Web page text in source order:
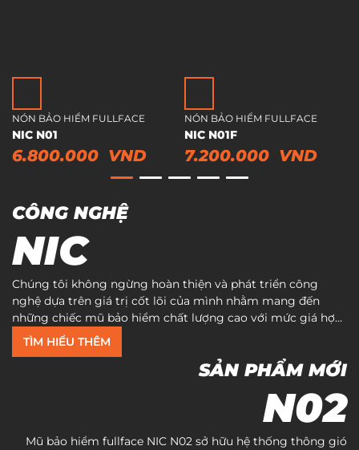
NÓN BẢO HIỂM FULLFACE
NIC N01
6.800.000 VND
NÓN BẢO HIỂM FULLFACE
NIC N01F
7.200.000 VND
CÔNG NGHỆ
NIC
Chúng tôi không ngừng hoàn thiện và phát triển công
nghệ dựa trên giá trị cốt lõi của mình nhằm mang đến
những chiếc mũ bảo hiểm chất lượng cao với mức giá hợp
lý, đáp ứng nhu cầu của mọi đối tượng.
TÌM HIỂU THÊM
SẢN PHẨM MỚI
N02
Mũ bảo hiểm fullface NIC N02 sở hữu hệ thống thông gió